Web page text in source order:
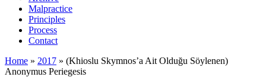
Malpractice
Principles
Process
Contact
Home » 2017 » (Khioslu Skymnos’a Ait Olduğu Söylenen)
Anonymus Periegesis